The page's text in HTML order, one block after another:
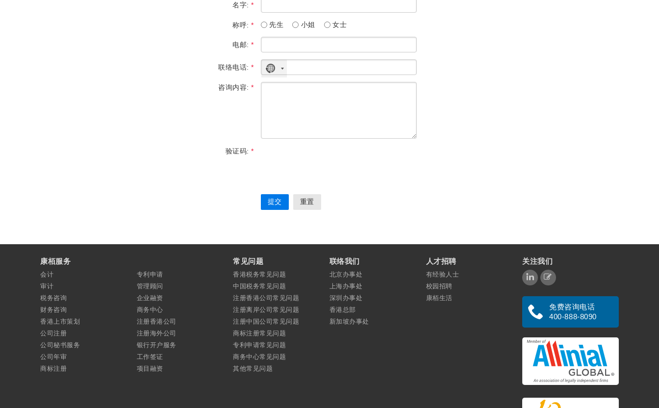
名字:*
称呼:* 先生 小姐 女士
电邮:*
联络电话:*
没
咨询内容:*
验证码:*
康栢服务
会计
审计
税务咨询
财务咨询
香港上市策划
公司注册
公司秘书服务
公司年审
商标注册
专利申请
管理顾问
企业融资
商务中心
注册香港公司
注册海外公司
银行开户服务
工作签证
项目融资
常见问题
香港税务常见问题
中国税务常见问题
注册香港公司常见问题
注册离岸公司常见问题
注册中国公司常见问题
商标注册常见问题
专利申请常见问题
商务中心常见问题
其他常见问题
联络我们
北京办事处
上海办事处
深圳办事处
香港总部
新加坡办事处
人才招聘
有经验人士
校园招聘
康栢生活
关注我们
免费咨询电话
400-888-8090